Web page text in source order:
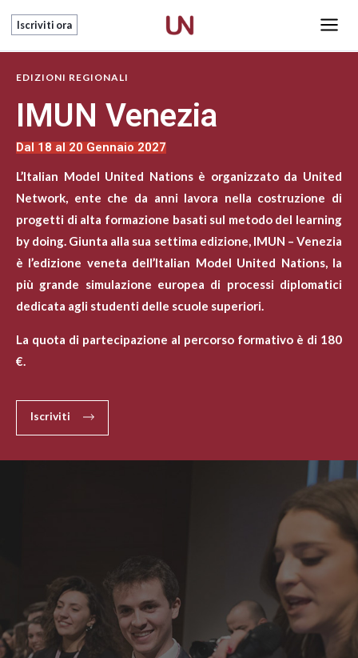
contenuto
Iscriviti ora
Main
EDIZIONI REGIONALI
IMUN Venezia
Dal 18 al 20 Gennaio 2027
L’Italian Model United Nations è organizzato da United
Network, ente che da anni lavora nella costruzione di
progetti di alta formazione basati sul metodo del learning
by doing. Giunta alla sua settima edizione, IMUN – Venezia
è l’edizione veneta dell’Italian Model United Nations, la
più grande simulazione europea di processi diplomatici
dedicata agli studenti delle scuole superiori.
La quota di partecipazione al percorso formativo è di 180
€.
Iscriviti